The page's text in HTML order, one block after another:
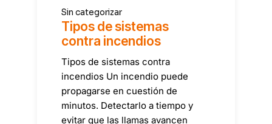
Sin categorizar
Tipos de sistemas
contra incendios
Tipos de sistemas contra
incendios Un incendio puede
propagarse en cuestión de
minutos. Detectarlo a tiempo y
evitar que las llamas avancen